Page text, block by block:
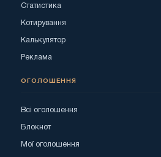
Статистика
Котирування
Калькулятор
Реклама
ОГОЛОШЕННЯ
Всі оголошення
Блокнот
Мої оголошення